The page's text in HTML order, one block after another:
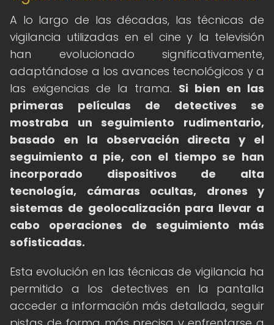
A lo largo de las décadas, las técnicas de
vigilancia utilizadas en el cine y la televisión
han evolucionado significativamente,
adaptándose a los avances tecnológicos y a
las exigencias de la trama. Si bien en las
primeras películas de detectives se
mostraba un seguimiento rudimentario,
basado en la observación directa y el
seguimiento a pie, con el tiempo se han
incorporado dispositivos de alta
tecnología, cámaras ocultas, drones y
sistemas de geolocalización para llevar a
cabo operaciones de seguimiento más
sofisticadas.
Esta evolución en las técnicas de vigilancia ha
permitido a los detectives en la pantalla
acceder a información más detallada, seguir